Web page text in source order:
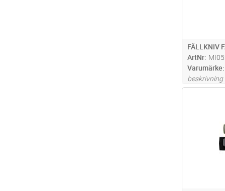
FÄLLKNIV
ArtNr
Varumärke
beskrivning